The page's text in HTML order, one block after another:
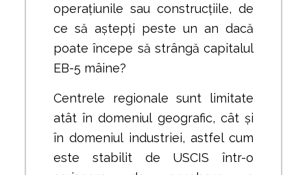
operațiunile sau construcțiile, de
ce să aștepți peste un an dacă
poate începe să strângă capitalul
EB-5 mâine?
Centrele regionale sunt limitate
atât în domeniul geografic, cât și
în domeniul industriei, astfel cum
este stabilit de USCIS într-o